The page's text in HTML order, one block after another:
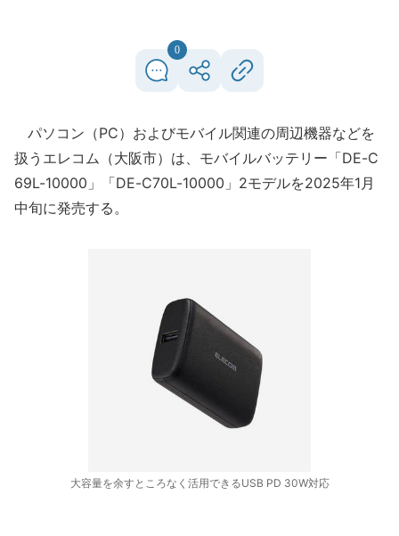
0
パソコン（PC）およびモバイル関連の周辺機器などを
扱うエレコム（大阪市）は、モバイルバッテリー「DE-C
69L-10000」「DE-C70L-10000」2モデルを2025年1月
中旬に発売する。
大容量を余すところなく活用できるUSB PD 30W対応